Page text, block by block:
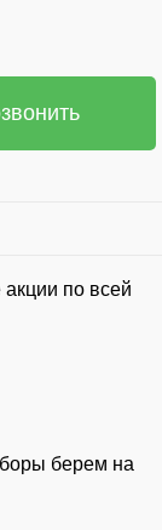
по всей
берем на